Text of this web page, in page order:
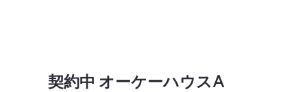
​契約中 オーケーハウスA